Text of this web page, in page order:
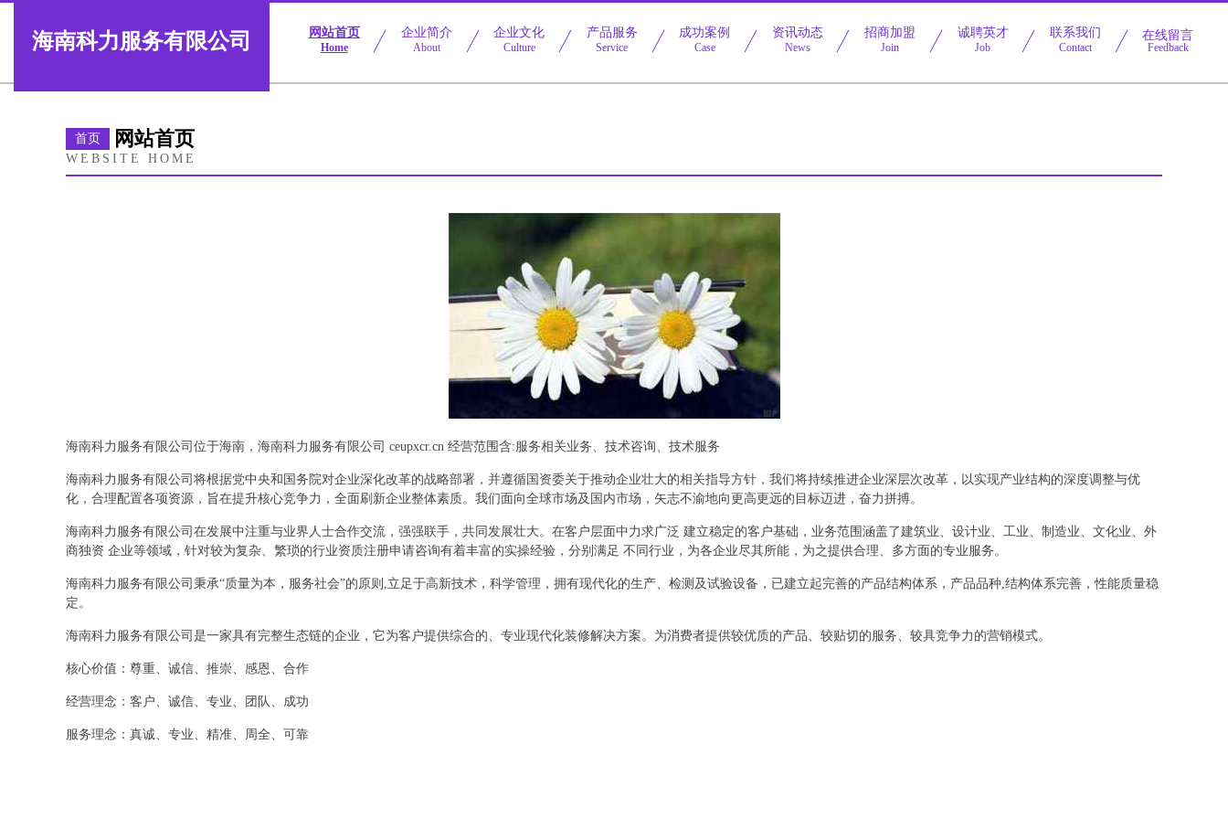
海南科力服务有限公司 网站首页
Home
企业简介
About
企业文化
Culture
产品服务
Service
成功案例
Case
资讯动态
News
招商加盟
Join
诚聘英才
Job
联系我们
Contact
在线留言
Feedback
首页 网站首页
WEBSITE HOME
海南科力服务有限公司位于海南，海南科力服务有限公司 ceupxcr.cn 经营范围含:服务相关业务、技术咨询、技术服务
海南科力服务有限公司将根据党中央和国务院对企业深化改革的战略部署，并遵循国资委关于推动企业壮大的相关指导方针，我们将持续推进企业深层次改革，以实现产业结构的深度调整与优
化，合理配置各项资源，旨在提升核心竞争力，全面刷新企业整体素质。我们面向全球市场及国内市场，矢志不渝地向更高更远的目标迈进，奋力拼搏。
海南科力服务有限公司在发展中注重与业界人士合作交流，强强联手，共同发展壮大。在客户层面中力求广泛 建立稳定的客户基础，业务范围涵盖了建筑业、设计业、工业、制造业、文化业、外
商独资 企业等领域，针对较为复杂、繁琐的行业资质注册申请咨询有着丰富的实操经验，分别满足 不同行业，为各企业尽其所能，为之提供合理、多方面的专业服务。
海南科力服务有限公司秉承“质量为本，服务社会”的原则,立足于高新技术，科学管理，拥有现代化的生产、检测及试验设备，已建立起完善的产品结构体系，产品品种,结构体系完善，性能质量稳
定。
海南科力服务有限公司是一家具有完整生态链的企业，它为客户提供综合的、专业现代化装修解决方案。为消费者提供较优质的产品、较贴切的服务、较具竞争力的营销模式。
核心价值：尊重、诚信、推崇、感恩、合作
经营理念：客户、诚信、专业、团队、成功
服务理念：真诚、专业、精准、周全、可靠